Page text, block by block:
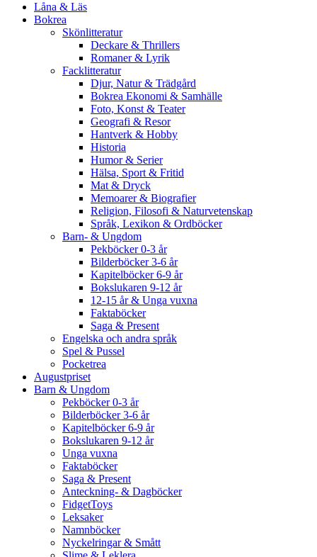
Låna & Läs
Bokrea
Skönlitteratur
Deckare & Thrillers
Romaner & Lyrik
Facklitteratur
Djur, Natur & Trädgård
Bokrea Ekonomi & Samhälle
Foto, Konst & Teater
Geografi & Resor
Hantverk & Hobby
Historia
Humor & Serier
Hälsa, Sport & Fritid
Mat & Dryck
Memoarer & Biografier
Religion, Filosofi & Naturvetenskap
Språk, Lexikon & Ordböcker
Barn- & Ungdom
Pekböcker 0-3 år
Bilderböcker 3-6 år
Kapitelböcker 6-9 år
Bokslukaren 9-12 år
12-15 år & Unga vuxna
Faktaböcker
Saga & Present
Engelska och andra språk
Spel & Pussel
Pocketrea
Augustpriset
Barn & Ungdom
Pekböcker 0-3 år
Bilderböcker 3-6 år
Kapitelböcker 6-9 år
Bokslukaren 9-12 år
Unga vuxna
Faktaböcker
Saga & Present
Anteckning- & Dagböcker
FidgetToys
Leksaker
Namnböcker
Nyckelringar & Smått